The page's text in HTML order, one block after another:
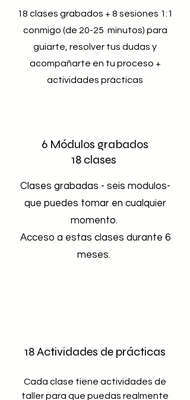
18 clases grabados + 8 sesiones 1:1
conmigo (de 20-25 minutos) para
guiarte, resolver tus dudas y
acompañarte en tu proceso +
actividades prácticas
6 Módulos grabados
18 clases
Clases grabadas - seis modulos-
que puedes tomar en cualquier
momento.
Acceso a estas clases durante 6
meses.
18 Actividades de prácticas
Cada clase tiene actividades de
taller para que puedas realmente